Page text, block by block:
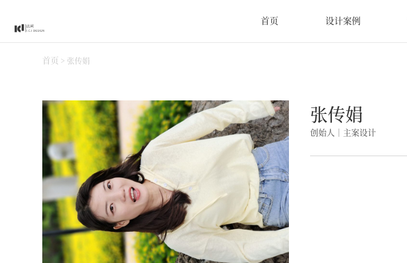
首页 设计案例
首页 > 张传娟
张传娟
创始人｜主案设计